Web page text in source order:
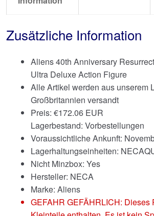
Zusätzliche Information
Aliens 40th Anniversary
Ultra Deluxe Action Figure
Alle Artikel werden aus unserem
Großbritannien versandt
Preis: €172.06 EUR
Lagerbestand: Vorbestellungen
Voraussichtliche Ankunft:
Lagerhaltungseinheiten:
Nicht Minzbox: Yes
Hersteller: NECA
Marke: Aliens
GEFAHR GEFÄHRLICH: Dieses